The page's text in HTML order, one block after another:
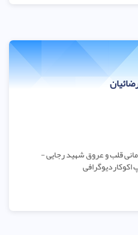
قلب و عروق شهید رجایی -